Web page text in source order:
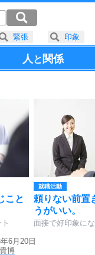
人と 関係
こと
就職活動
頼りない前置
うがいい。
面接で好印象に
6月20日
博
緊張 印象